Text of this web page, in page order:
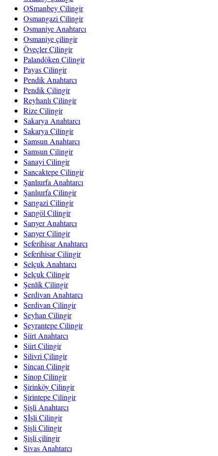
OSmanbey Çilingir
Osmangazi Çilingir
Osmaniye Anahtarcı
Osmaniye çilingir
Öveçler Çilingir
Palandöken Çilingir
Payas Çilingir
Pendik Anahtarcı
Pendik Çilingir
Reyhanlı Çilingir
Rize Çilingir
Sakarya Anahtarcı
Sakarya Çilingir
Samsun Anahtarcı
Samsun Çilingir
Sanayi Çilingir
Sancaktepe Çilingir
Şanlıurfa Anahtarcı
Şanlıurfa Çilingir
Sarıgazi Çilingir
Sarıgöl Çilingir
Sarıyer Anahtarcı
Sarıyer Çilingir
Seferihisar Anahtarcı
Seferihisar Çilingir
Selçuk Anahtarcı
Selçuk Çilingir
Şenlik Çilingir
Serdivan Anahtarcı
Serdivan Çilingir
Seyhan Çilingir
Seyrantepe Çilingir
Siirt Anahtarcı
Siirt Çilingir
Silivri Çilingir
Sincan Çilingir
Sinop Çilingir
Şirinköy Çilingir
Şirintepe Çilingir
Şişli Anahtarcı
Şİşli Çilingir
Şişli Çilingir
Şişli çilingir
Sivas Anahtarcı